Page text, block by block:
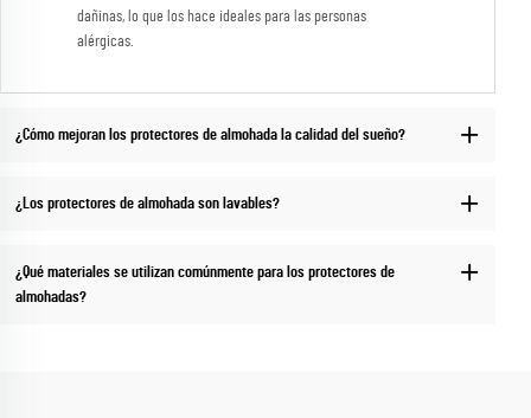
dañinas, lo que los hace ideales para las personas
alérgicas.
¿Cómo mejoran los protectores de almohada la calidad del sueño?
¿Los protectores de almohada son lavables?
¿Qué materiales se utilizan comúnmente para los protectores de
almohadas?